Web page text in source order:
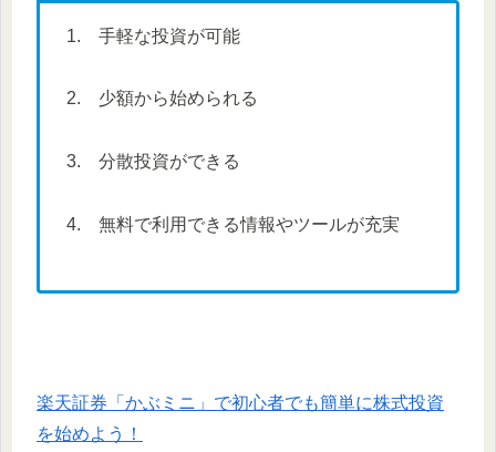
1. 手軽な投資が可能
2. 少額から始められる
3. 分散投資ができる
4. 無料で利用できる情報やツールが充実
楽天証券「かぶミニ」で初心者でも簡単に株式投資
を始めよう！